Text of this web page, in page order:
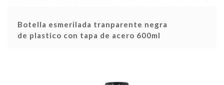
Botella esmerilada tranparente negra
de plastico con tapa de acero 600ml